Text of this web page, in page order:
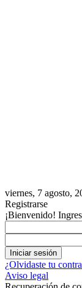
viernes, 7 agosto,
Registrarse
¡Bienvenido!
¿Olvidaste tu
Aviso legal